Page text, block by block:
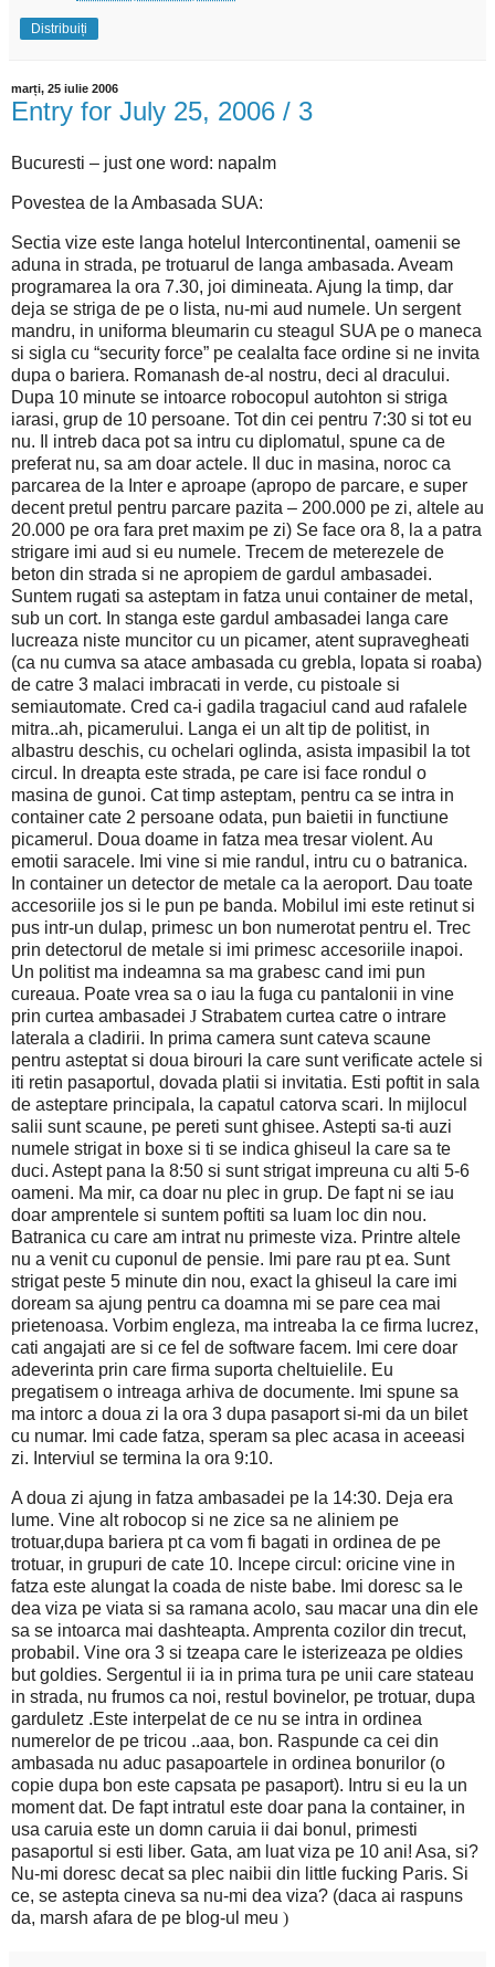
Distribuiți
marți, 25 iulie 2006
Entry for July 25, 2006 / 3
Bucuresti – just one word: napalm
Povestea de la Ambasada SUA:
Sectia vize este langa hotelul Intercontinental, oamenii se
aduna in strada, pe trotuarul de langa ambasada. Aveam
programarea la ora 7.30, joi dimineata. Ajung la timp, dar
deja se striga de pe o lista, nu-mi aud numele. Un sergent
mandru, in uniforma bleumarin cu steagul SUA pe o maneca
si sigla cu “security force” pe cealalta face ordine si ne invita
dupa o bariera. Romanash de-al nostru, deci al dracului.
Dupa 10 minute se intoarce robocopul autohton si striga
iarasi, grup de 10 persoane. Tot din cei pentru 7:30 si tot eu
nu.
Il intreb daca pot sa intru cu diplomatul, spune ca de
preferat nu, sa am doar actele.
Il duc in masina, noroc ca
parcarea de la Inter e aproape (apropo de parcare, e super
decent pretul pentru parcare pazita – 200.000 pe zi, altele au
20.000 pe ora fara pret maxim pe zi) Se face ora 8, la a patra
strigare imi aud si eu numele. Trecem de meterezele de
beton din strada si ne apropiem de gardul ambasadei.
Suntem rugati sa asteptam in fatza unui container de metal,
sub un cort. In stanga este gardul ambasadei langa care
lucreaza niste muncitor cu un picamer, atent supravegheati
(ca nu cumva sa atace ambasada cu grebla, lopata si roaba)
de catre 3 malaci imbracati in verde, cu pistoale si
semiautomate. Cred ca-i gadila tragaciul cand aud rafalele
mitra..ah, picamerului. Langa ei un alt tip de politist, in
albastru deschis, cu ochelari oglinda, asista impasibil la tot
circul. In dreapta este strada, pe care isi face rondul o
masina de gunoi. Cat timp asteptam, pentru ca se intra in
container cate 2 persoane odata, pun baietii in functiune
picamerul. Doua doame in fatza mea tresar violent. Au
emotii saracele. Imi vine si mie randul, intru cu o batranica.
In container un detector de metale ca la aeroport. Dau toate
accesoriile jos si le pun pe banda. Mobilul imi este retinut si
pus intr-un dulap, primesc un bon numerotat pentru el. Trec
prin detectorul de metale si imi primesc accesoriile inapoi.
Un politist ma indeamna sa ma grabesc cand imi pun
cureaua. Poate vrea sa o iau la fuga cu pantalonii in vine
prin curtea ambasadei J Strabatem curtea catre o intrare
laterala a cladirii. In prima camera sunt cateva scaune
pentru asteptat si doua birouri la care sunt verificate actele si
iti retin pasaportul, dovada platii si invitatia. Esti poftit in sala
de asteptare principala, la capatul catorva scari. In mijlocul
salii sunt scaune, pe pereti sunt ghisee. Astepti sa-ti auzi
numele strigat in boxe si ti se indica ghiseul la care sa te
duci. Astept pana la 8:50 si sunt strigat impreuna cu alti 5-6
oameni. Ma mir, ca doar nu plec in grup. De fapt ni se iau
doar amprentele si suntem poftiti sa luam loc din nou.
Batranica cu care am intrat nu primeste viza. Printre altele
nu a venit cu cuponul de pensie. Imi pare rau pt ea. Sunt
strigat peste 5 minute din nou, exact la ghiseul la care imi
doream sa ajung pentru ca doamna mi se pare cea mai
prietenoasa. Vorbim engleza, ma intreaba la ce firma lucrez,
cati angajati are si ce fel de software facem. Imi cere doar
adeverinta prin care firma suporta cheltuielile. Eu
pregatisem o intreaga arhiva de documente. Imi spune sa
ma intorc a doua zi la ora 3 dupa pasaport si-mi da un bilet
cu numar. Imi cade fatza, speram sa plec acasa in aceeasi
zi. Interviul se termina la ora 9:10.
A doua zi ajung in fatza ambasadei pe la 14:30. Deja era
lume. Vine alt robocop si ne zice sa ne aliniem pe
trotuar,dupa bariera pt ca vom fi bagati in ordinea de pe
trotuar, in grupuri de cate 10. Incepe circul: oricine vine in
fatza este alungat la coada de niste babe. Imi doresc sa le
dea viza pe viata si sa ramana acolo, sau macar una din ele
sa se intoarca mai dashteapta. Amprenta cozilor din trecut,
probabil. Vine ora 3 si tzeapa care le isterizeaza pe oldies
but goldies. Sergentul ii ia in prima tura pe unii care stateau
in strada, nu frumos ca noi, restul bovinelor, pe trotuar, dupa
garduletz .Este interpelat de ce nu se intra in ordinea
numerelor de pe tricou ..aaa, bon. Raspunde ca cei din
ambasada nu aduc pasapoartele in ordinea bonurilor (o
copie dupa bon este capsata pe pasaport). Intru si eu la un
moment dat. De fapt intratul este doar pana la container, in
usa caruia este un domn caruia ii dai bonul, primesti
pasaportul si esti liber. Gata, am luat viza pe 10 ani! Asa, si?
Nu-mi doresc decat sa plec naibii din little fucking Paris. Si
ce, se astepta cineva sa nu-mi dea viza? (daca ai raspuns
da, marsh afara de pe blog-ul meu )